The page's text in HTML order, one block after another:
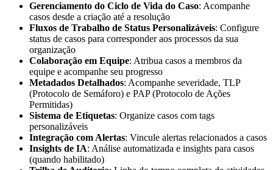
Gerenciamento do Ciclo de Vida do Caso: Acompanhe
casos desde a criação até a resolução
Fluxos de Trabalho de Status Personalizáveis: Configure
status de casos para corresponder aos processos da sua
organização
Colaboração em Equipe: Atribua casos a membros da
equipe e acompanhe seu progresso
Metadados Detalhados: Acompanhe severidade, TLP
(Protocolo de Semáforo) e PAP (Protocolo de Ações
Permitidas)
Sistema de Etiquetas: Organize casos com tags
personalizáveis
Integração com Alertas: Vincule alertas relacionados a casos
Insights de IA: Análise automatizada e insights para casos
(quando habilitado)